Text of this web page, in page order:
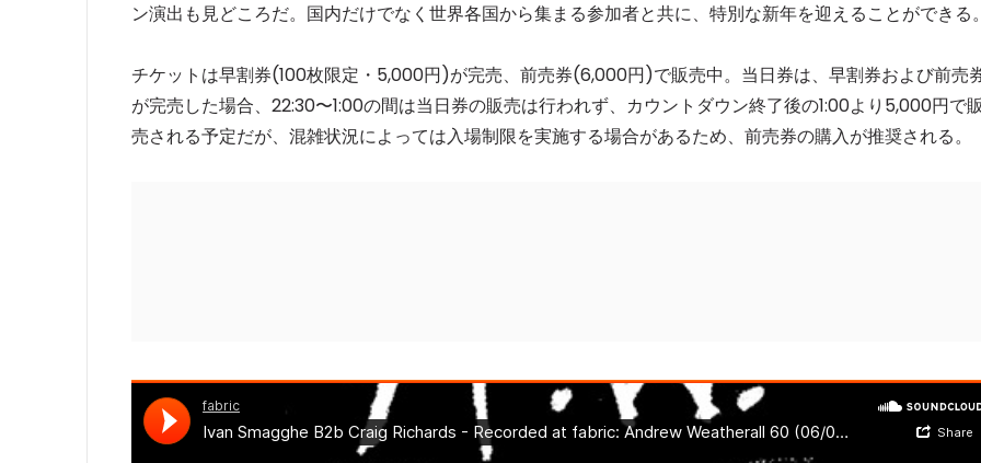
ン演出も見どころだ。国内だけでなく世界各国から集まる参加者と共に、特別な新年を迎えることができる
チケットは早割券(100枚限定・5,000円)が完売、前売券(6,000円)で販売中。当日券は、早割券および前売
が完売した場合、22:30〜1:00の間は当日券の販売は行われず、カウントダウン終了後の1:00より5,000円で
売される予定だが、混雑状況によっては入場制限を実施する場合があるため、前売券の購入が推奨される。